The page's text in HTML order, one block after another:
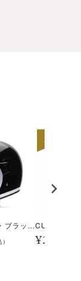
BULLITT レーン ブラック/ホワイト
) ¥28,600